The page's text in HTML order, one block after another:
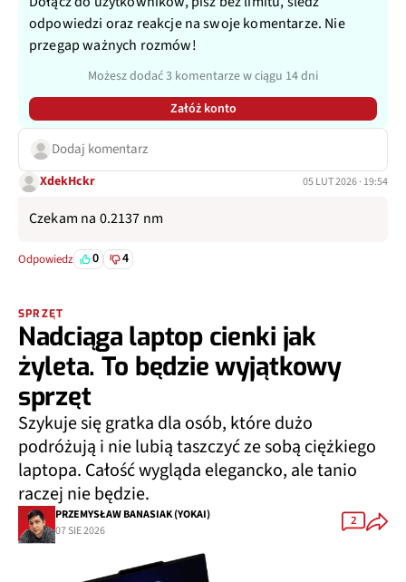
odpowiedzi oraz reakcje na swoje komentarze. Nie
przegap ważnych rozmów!
Możesz dodać 3 komentarze w ciągu 14 dni
Załóż konto
Dodaj komentarz
XdekHckr 05 LUT 2026 · 19:54
Czekam na 0.2137 nm
Odpowiedz 0 4
SPRZĘT
Nadciąga laptop cienki jak
żyleta. To będzie wyjątkowy
sprzęt
Szykuje się gratka dla osób, które dużo
podróżują i nie lubią taszczyć ze sobą ciężkiego
laptopa. Całość wygląda elegancko, ale tanio
raczej nie będzie.
PRZEMYSŁAW BANASIAK (YOKAI)
07 SIE 2026
2